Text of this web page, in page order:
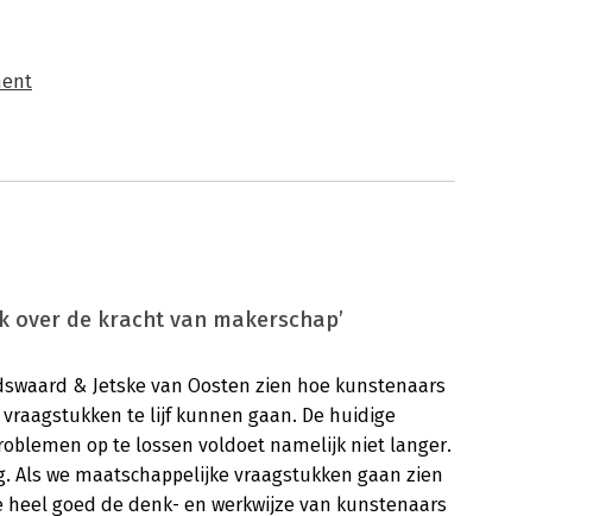
over de kracht van makerschap’
& Jetske van Oosten zien hoe kunstenaars
te lijf kunnen gaan. De huidige
op te lossen voldoet namelijk niet langer.
Als we maatschappelijke vraagstukken gaan zien
goed de denk- en werkwijze van kunstenaars